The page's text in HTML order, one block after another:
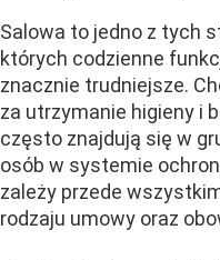
Salowa to jedno z tych
których codzienne
znacznie trudniejsze.
za utrzymanie higieny i
często znajdują się w
osób w systemie
zależy przede
rodzaju umowy oraz